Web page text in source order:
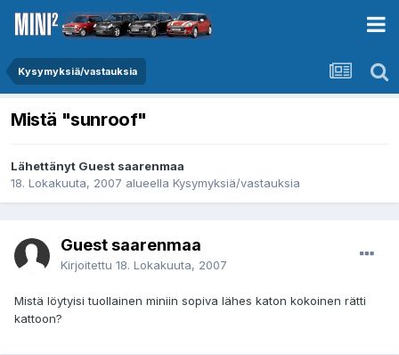
Kysymyksiä/vastauksia
Mistä "sunroof"
Lähettänyt Guest saarenmaa
18. Lokakuuta, 2007 alueella Kysymyksiä/vastauksia
Guest saarenmaa
Kirjoitettu 18. Lokakuuta, 2007
Mistä löytyisi tuollainen miniin sopiva lähes katon kokoinen rätti
kattoon?